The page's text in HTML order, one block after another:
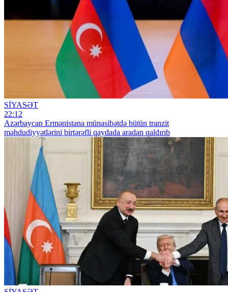
SİYASƏT
22:12
Azərbaycan Ermənistana münasibətdə bütün tranzit
məhdudiyyətlərini birtərəfli qaydada aradan qaldırıb